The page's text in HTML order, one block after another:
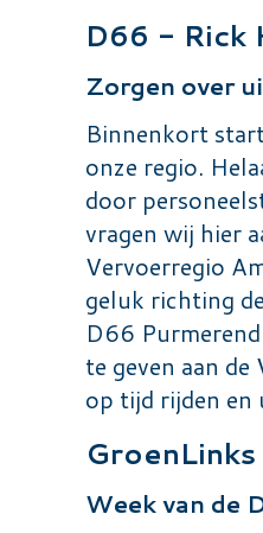
D66 - Rick
Zorgen over
Binnenkort
onze regio.
door
vragen wij hier
Vervoerregio
geluk richting
D66
te geven aan
op tijd rijden
Week van de